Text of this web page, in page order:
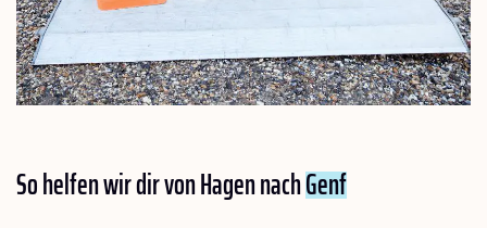
So helfen wir dir von Hagen nachGenf